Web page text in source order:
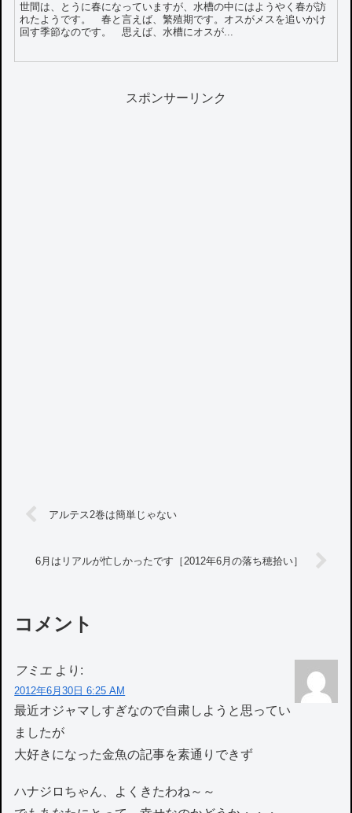
世間は、とうに春になっていますが、水槽の中にはようやく春が訪
れたようです。 春と言えば、繁殖期です。オスがメスを追いかけ
回す季節なのです。 思えば、水槽にオスが...
スポンサーリンク
アルテス2巻は簡単じゃない
6月はリアルが忙しかったです［2012年6月の落ち穂拾い］
コメント
フミエ より:
2012年6月30日 6:25 AM
最近オジャマしすぎなので自粛しようと思ってい
ましたが
大好きになった金魚の記事を素通りできず
ハナジロちゃん、よくきたわね～～